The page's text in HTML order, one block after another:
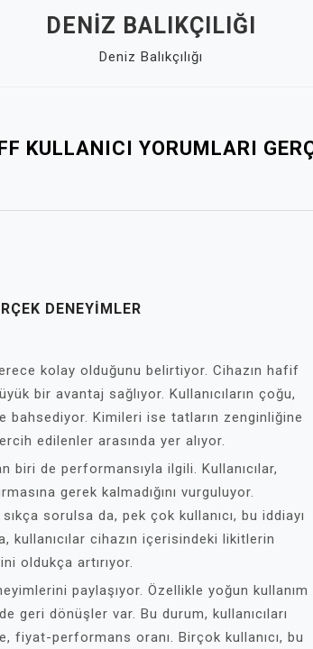
DENIZ BALIKÇILIĞI
Deniz Balıkçılığı
KULLANICI YORUMLARI
DENEYIMLER
kolay olduğunu belirtiyor. Cihazın hafif
bir avantaj sağlıyor. Kullanıcıların çoğu,
bahsediyor. Kimileri ise tatların zenginliğine
edilenler arasında yer alıyor.
biri de performansıyla ilgili. Kullanıcılar,
gerek kalmadığını vurguluyor.
sorulsa da, pek çok kullanıcı, bu iddiayı
kullanıcılar cihazın içerisindeki likitlerin
oldukça artırıyor.
paylaşıyor. Özellikle yoğun kullanım
geri dönüşler var. Bu durum, kullanıcıları
performans oranı. Birçok kullanıcı, bu